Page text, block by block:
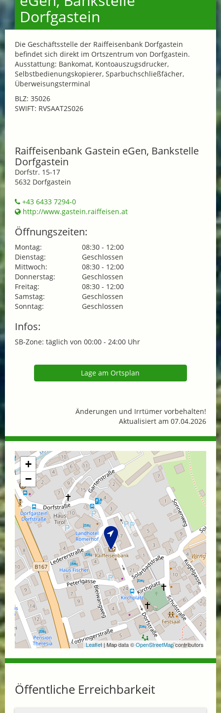
Dorfgastein
Die Geschäftsstelle der Raiffeisenbank Dorfgastein
befindet sich direkt im Ortszentrum von Dorfgastein.
Ausstattung: Bankomat, Kontoauszugsdrucker,
Selbstbedienungskopierer, Sparbuchschließfächer,
Überweisungsterminal
BLZ: 35026
SWIFT: RVSAAT2S026
Raiffeisenbank Gastein eGen, Bankstelle
Dorfgastein
Dorfstr. 15-17
5632 Dorfgastein
+43 6433 7294-0
http://www.gastein.raiffeisen.at
Öffnungszeiten:
Montag:
08:30 - 12:00
Dienstag:
Geschlossen
Mittwoch:
08:30 - 12:00
Donnerstag:
Geschlossen
Freitag:
08:30 - 12:00
Samstag:
Geschlossen
Sonntag:
Geschlossen
Infos:
SB-Zone: täglich von 00:00 - 24:00 Uhr
Lage am Ortsplan
Änderungen und Irrtümer vorbehalten!
Aktualisiert am 07.04.2026
+
−
Leaflet| Map data ©OpenStreetMapcontributors
Öffentliche Erreichbarkeit